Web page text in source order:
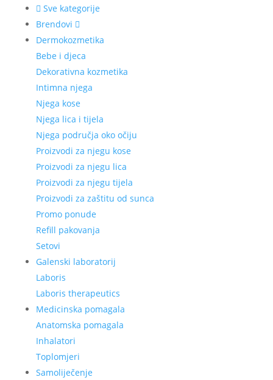
Sve kategorije
Brendovi
Dermokozmetika
Bebe i djeca
Dekorativna kozmetika
Intimna njega
Njega kose
Njega lica i tijela
Njega područja oko očiju
Proizvodi za njegu kose
Proizvodi za njegu lica
Proizvodi za njegu tijela
Proizvodi za zaštitu od sunca
Promo ponude
Refill pakovanja
Setovi
Galenski laboratorij
Laboris
Laboris therapeutics
Medicinska pomagala
Anatomska pomagala
Inhalatori
Toplomjeri
Samoliječenje